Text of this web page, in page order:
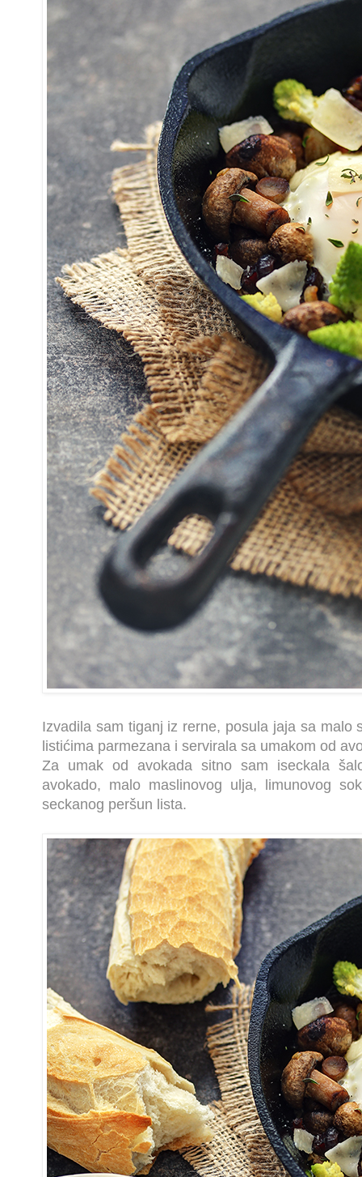
Izvadila sam tiganj iz rerne, posula jaja sa malo
listićima parmezana i servirala sa umakom od
Za umak od avokada sitno sam iseckala
avokado, malo maslinovog ulja, limunovog
seckanog peršun lista.